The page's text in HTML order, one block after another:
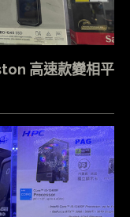
高速款變相平